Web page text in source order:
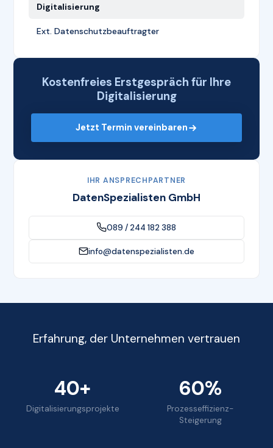
Digitalisierung
Ext. Datenschutzbeauftragter
Kostenfreies Erstgespräch für Ihre
Digitalisierung
Jetzt Termin vereinbaren
IHR ANSPRECHPARTNER
DatenSpezialisten GmbH
089 / 244 182 388
info@datenspezialisten.de
Erfahrung, der Unternehmen vertrauen
40+
Digitalisierungsprojekte
60%
Prozesseffizienz-
Steigerung